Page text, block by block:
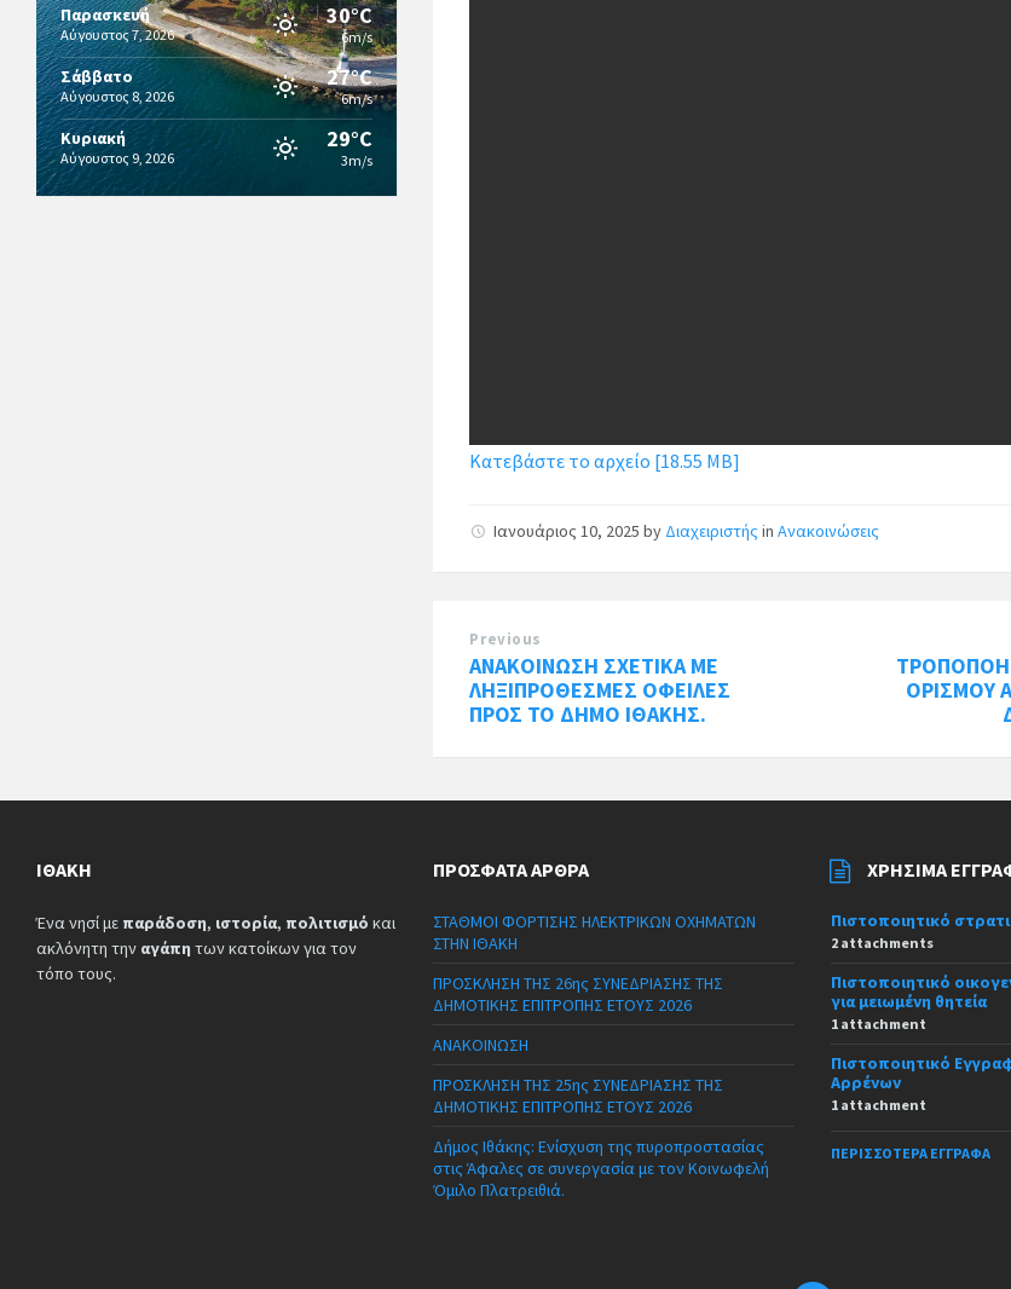
Κατεβάστε το αρχείο [18.55 MB]
Ιανουάριος 10, 2025by Διαχειριστής inΑνακοινώσεις
Previous
ΑΝΑΚΟΙΝΩΣΗ ΣΧΕΤΙΚΑ ΜΕ
ΛΗΞΙΠΡΟΘΕΣΜΕΣ ΟΦΕΙΛΕΣ
ΠΡΟΣ ΤΟ ΔΗΜΟ ΙΘΑΚΗΣ.
ΟΡΙΣΜΟΥ
Παρασκευή
Αύγουστος 7, 2026
30°C
6m/s
Σάββατο
Αύγουστος 8, 2026
27°C
6m/s
Κυριακή
Αύγουστος 9, 2026
29°C
3m/s
ΙΘΆΚΗ
Ένα νησί με παράδοση, ιστορία, πολιτισμό και
ακλόνητη την αγάπη των κατοίκων για τον
τόπο τους.
ΠΡΌΣΦΑΤΑ ΆΡΘΡΑ
ΣΤΑΘΜΟΙ ΦΟΡΤΙΣΗΣ ΗΛΕΚΤΡΙΚΩΝ ΟΧΗΜΑΤΩΝ
ΣΤΗΝ ΙΘΑΚΗ
ΠΡΟΣΚΛΗΣΗ ΤΗΣ 26ης ΣΥΝΕΔΡΙΑΣΗΣ ΤΗΣ
ΔΗΜΟΤΙΚΗΣ ΕΠΙΤΡΟΠΗΣ ΕΤΟΥΣ 2026
ΑΝΑΚΟΙΝΩΣΗ
ΠΡΟΣΚΛΗΣΗ ΤΗΣ 25ης ΣΥΝΕΔΡΙΑΣΗΣ ΤΗΣ
ΔΗΜΟΤΙΚΗΣ ΕΠΙΤΡΟΠΗΣ ΕΤΟΥΣ 2026
Δήμος Ιθάκης: Ενίσχυση της πυροπροστασίας
στις Άφαλες σε συνεργασία με τον Κοινωφελή
Όμιλο Πλατρειθιά.
ΧΡΉΣΙΜΑ
Πιστοποιητικό
2 attachments
Πιστοποιητικό
για μειωμένη θητεία
1 attachment
Πιστοποιητικό
Αρρένων
1 attachment
ΠΕΡΙΣΣΌΤΕΡΑ ΈΓΓΡΑΦΑ